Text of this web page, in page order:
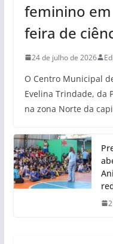
feminino
feira de
24 de julho de 2026
O Centro Municipal
Evelina Trindade, da
na zona Norte da